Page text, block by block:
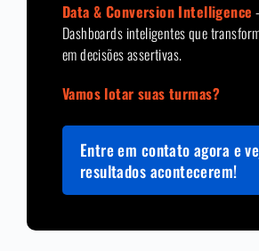
Data & Conversion Intelligence
Dashboards inteligentes que
em decisões assertivas.
Vamos lotar suas turmas?
Entre em contato agora e
resultados acontecerem!